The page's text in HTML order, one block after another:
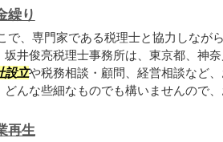
繰り
で、専門家である税理士と協力しなが
坂井俊亮税理士事務所は、東京都、神
設立や税務相談・顧問、経営相談など
どんな些細なものでも構いませんので、
再生